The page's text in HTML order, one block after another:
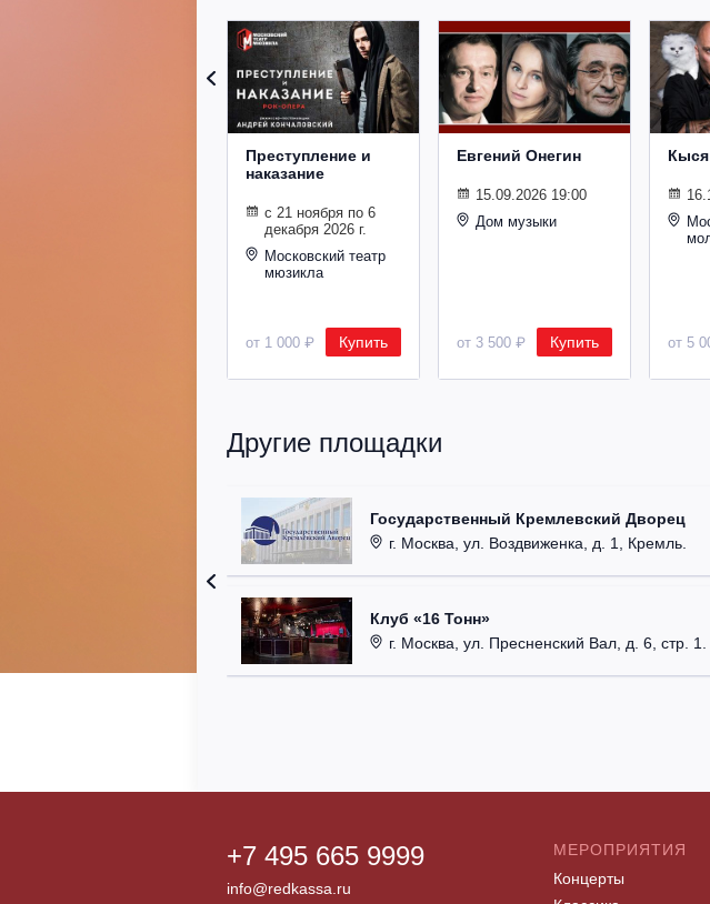
Преступление и
наказание
с 21 ноября по 6
декабря 2026 г.
Московский театр
мюзикла
от 1 000 ₽ Купить
Евгений Онегин
15.09.2026 19:00
Дом музыки
от 3 500 ₽ Купить
Кыся
от 5
Другие площадки
Государственный Кремлевский Дворец
г. Москва, ул. Воздвиженка, д. 1, Кремль.
Клуб «16 Тонн»
г. Москва, ул. Пресненский Вал, д. 6, стр. 1.
+7 495 665 9999
info@redkassa.ru
МЕРОПРИЯТИЯ
Концерты